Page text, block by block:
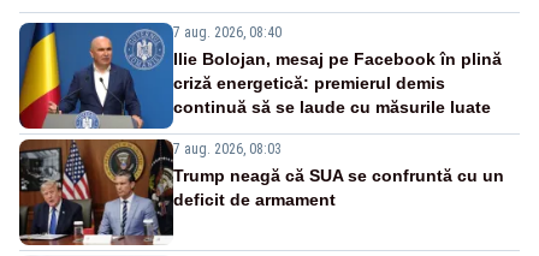
7 aug. 2026, 08:40
Ilie Bolojan, mesaj pe Facebook în plină
criză energetică: premierul demis
continuă să se laude cu măsurile luate
7 aug. 2026, 08:03
Trump neagă că SUA se confruntă cu un
deficit de armament